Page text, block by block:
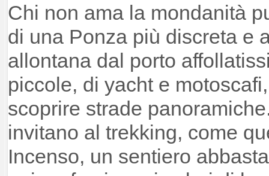
Chi non ama la mondanità
di una Ponza più discreta e
allontana dal porto
piccole, di yacht e
scoprire strade
invitano al trekking, come
Incenso, un sentiero